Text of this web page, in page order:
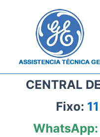
CENTRAL
Fixo:
WhatsApp: